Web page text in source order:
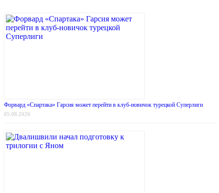
Форвард «Спартака» Гарсия может перейти в клуб-новичок турецкой Суперлиги
05.08.2026